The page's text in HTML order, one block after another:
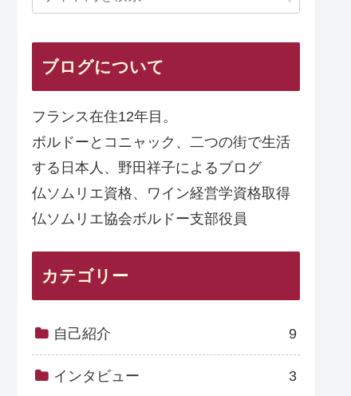
ブログについて
フランス在住12年目。
ボルドーとコニャック、二つの街で生活
する日本人、野田祥子によるブログ
仏ソムリエ資格、ワイン経営学資格取得
仏ソムリエ協会ボルドー支部役員
カテゴリー
自己紹介 9
インタビュー 3